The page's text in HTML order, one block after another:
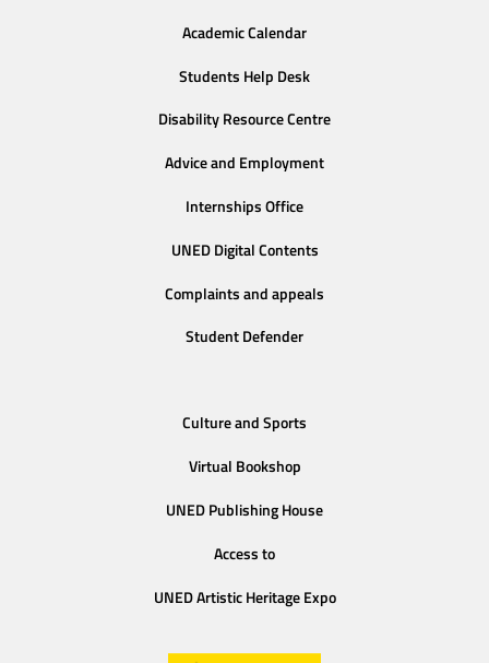
Academic Calendar
Students Help Desk
Disability Resource Centre
Advice and Employment
Internships Office
UNED Digital Contents
Complaints and appeals
Student Defender
Culture and Sports
Virtual Bookshop
UNED Publishing House
Access to
UNED Artistic Heritage Expo